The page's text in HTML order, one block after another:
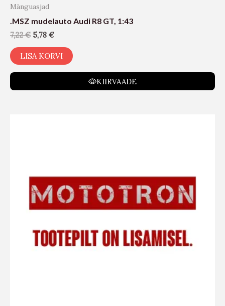
Mänguasjad
.MSZ mudelauto Audi R8 GT, 1:43
7,22€ 5,78 €
LISA KORVI
KIIRVAADE